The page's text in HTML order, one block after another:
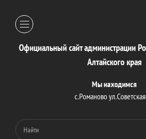
Официальный сайт администрации
Алтайского края
Мы находимся
с.Романово